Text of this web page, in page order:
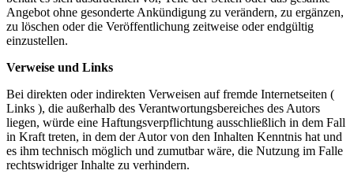
Angebot ohne gesonderte Ankündigung zu verändern, zu ergänzen,
zu löschen oder die Veröffentlichung zeitweise oder endgültig
einzustellen.
Verweise und Links
Bei direkten oder indirekten Verweisen auf fremde Internetseiten (
Links ), die außerhalb des Verantwortungsbereiches des Autors
liegen, würde eine Haftungsverpflichtung ausschließlich in dem Fall
in Kraft treten, in dem der Autor von den Inhalten Kenntnis hat und
es ihm technisch möglich und zumutbar wäre, die Nutzung im Falle
rechtswidriger Inhalte zu verhindern.